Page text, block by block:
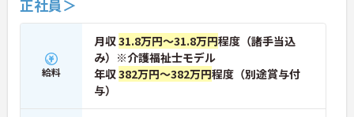
正社員＞
給料
月収31.8万円～31.8万円程度（諸手当込
み）※介護福祉士モデル
年収382万円～382万円程度（別途賞与付
与）